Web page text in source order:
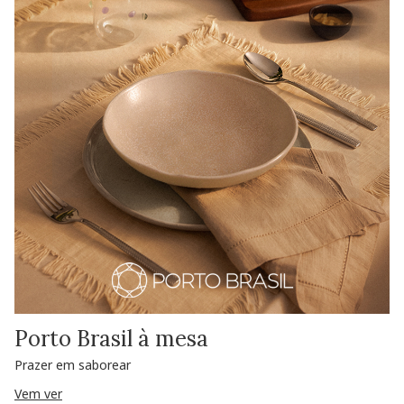
Porto Brasil à mesa
Prazer em saborear
Vem ver